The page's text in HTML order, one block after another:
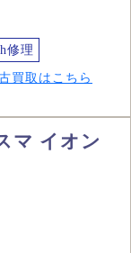
修理
買取はこちら
マ イオン